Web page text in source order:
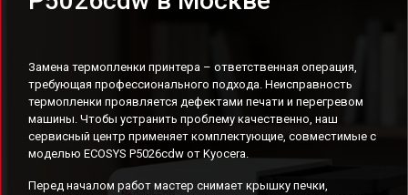
Замена термопленки принтера – ответственная операция,
требующая профессионального подхода. Неисправность
термопленки проявляется дефектами печати и перегревом
машины. Чтобы устранить проблему качественно, наш
сервисный центр применяет комплектующие, совместимые с
моделью ECOSYS P5026cdw от Kyocera.
Перед началом работ мастер снимает крышку печки,